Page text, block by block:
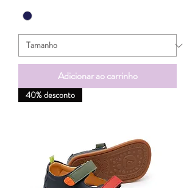
Adicionar ao carrinho
40% desconto